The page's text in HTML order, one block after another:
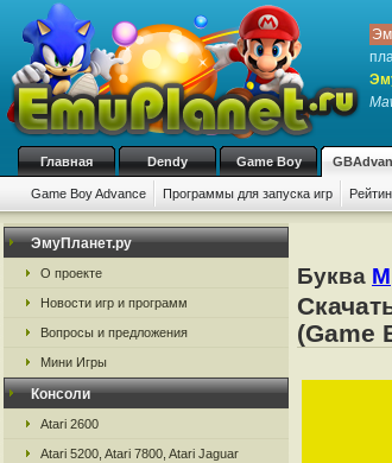
Главная Dendy Game Boy
Game Boy Advance Программы для запуска игр
ЭмуПланет.ру
О проекте
Новости игр и программ
Вопросы и предложения
Мини Игры
Консоли
Atari 2600
Atari 5200, Atari 7800, Atari Jaguar
Буква M
(Game